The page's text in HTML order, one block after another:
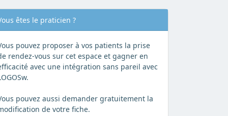
êtes le praticien ?
pouvez proposer à vos patients la prise
rendez-vous sur cet espace et gagner en
avec une intégration sans pareil avec
pouvez aussi demander gratuitement la
de votre fiche.